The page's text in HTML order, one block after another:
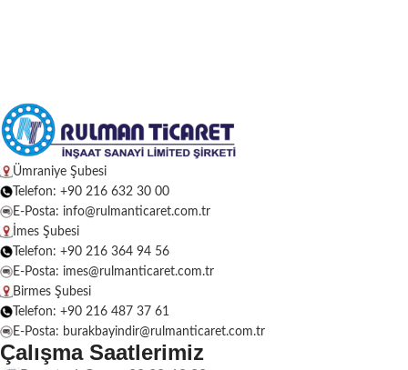
Ümraniye Şubesi
Telefon: +90 216 632 30 00
E-Posta: info@rulmanticaret.com.tr
İmes Şubesi
Telefon: +90 216 364 94 56
E-Posta: imes@rulmanticaret.com.tr
Birmes Şubesi
Telefon: +90 216 487 37 61
E-Posta: burakbayindir@rulmanticaret.com.tr
Çalışma Saatlerimiz